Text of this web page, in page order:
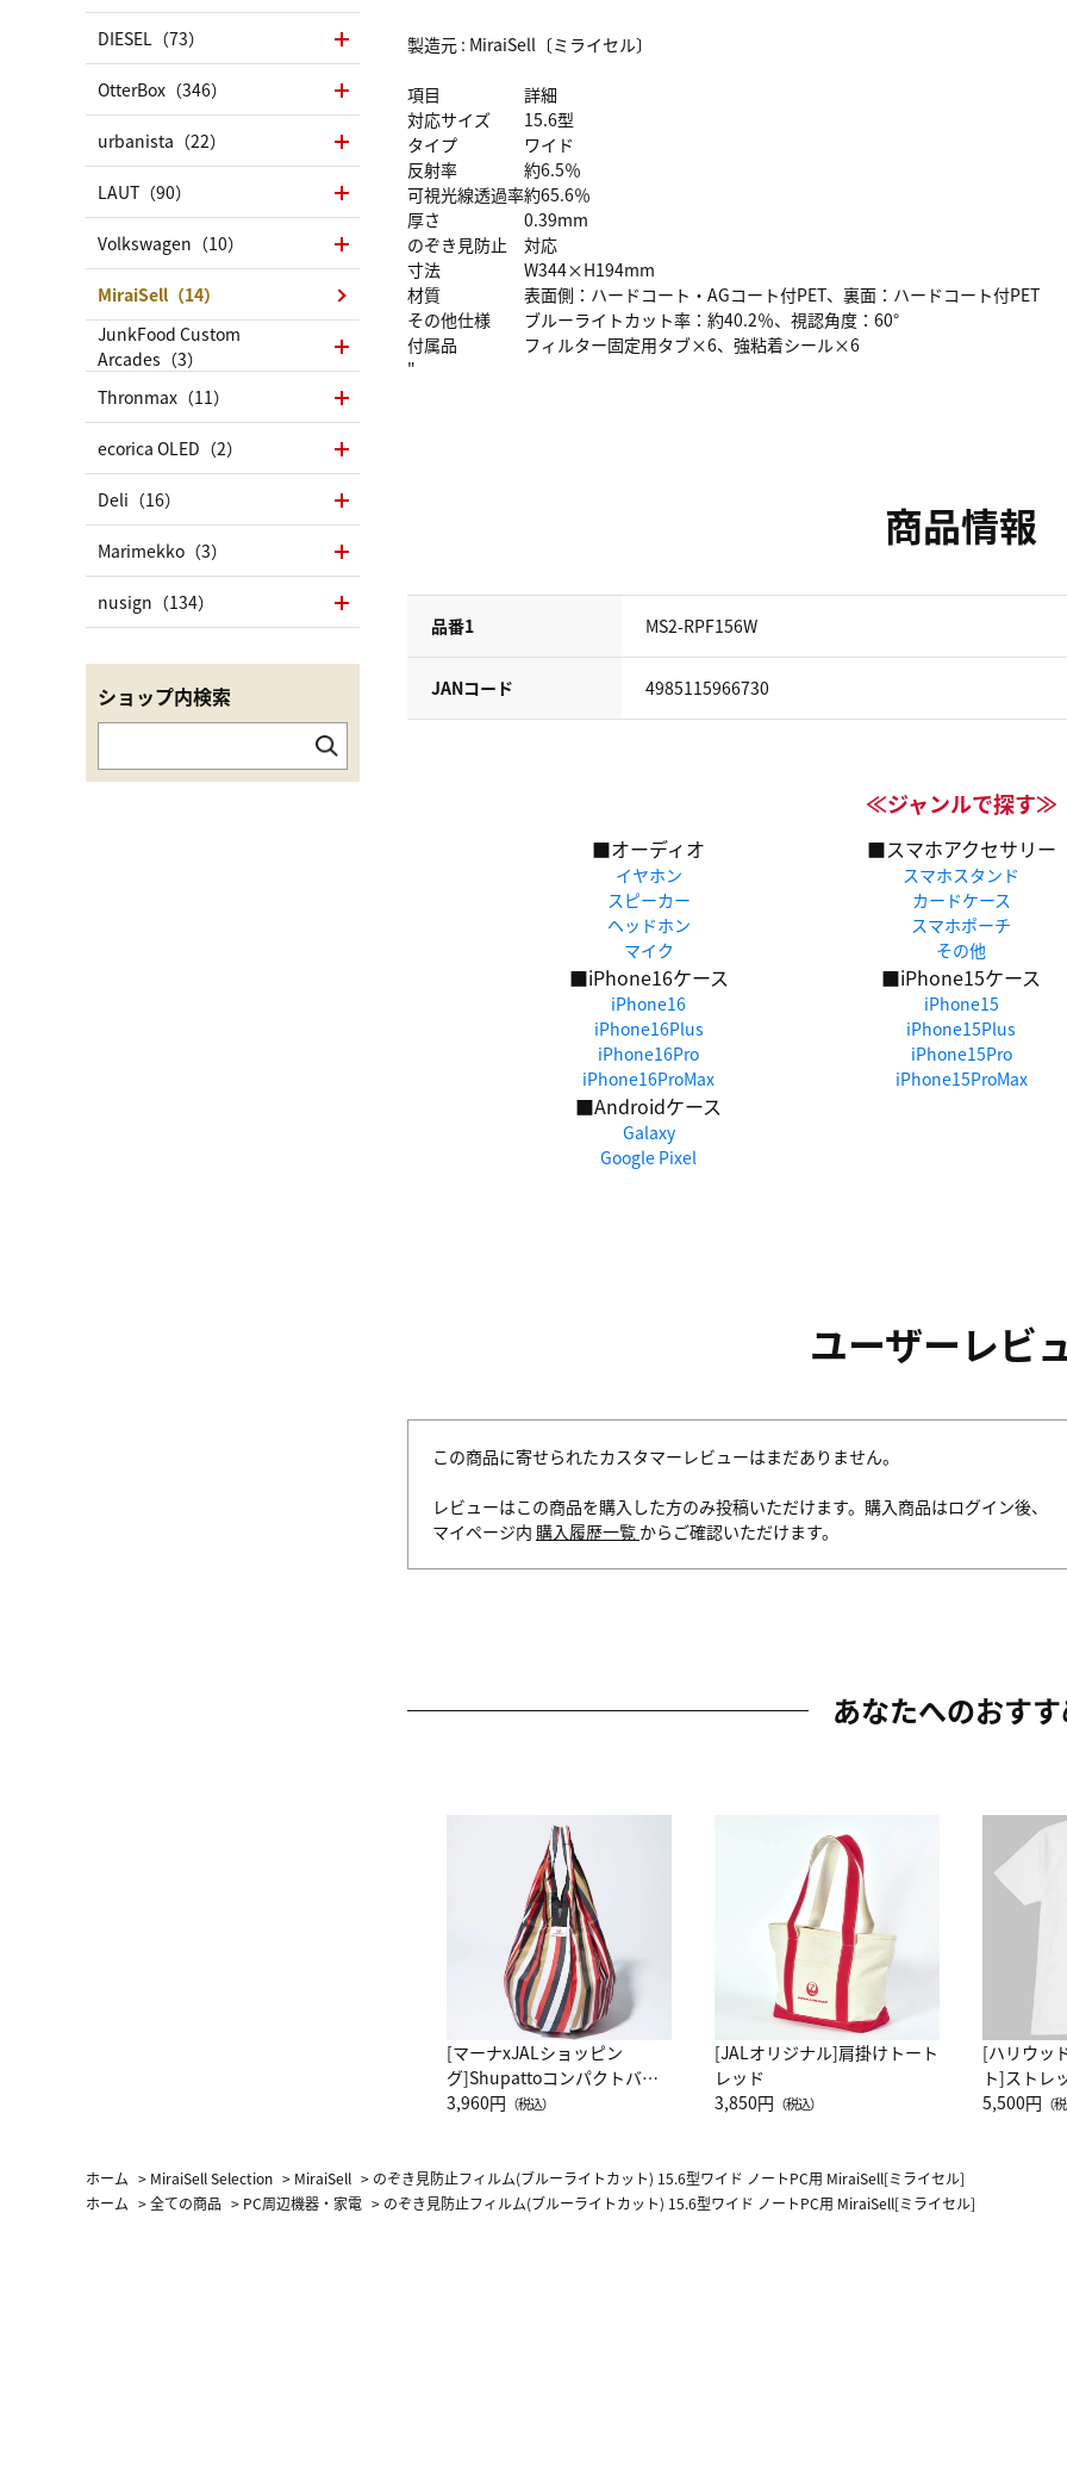
製造元 : MiraiSell〔ミライセル〕
項目
詳細
対応サイズ
15.6型
タイプ
ワイド
反射率
約6.5％
可視光線透過率約65.6％
厚さ
0.39mm
のぞき見防止
対応
寸法
W344×H194mm
材質
表面側：ハードコート・AGコート付PET、裏面：ハードコート付PET
その他仕様
ブルーライトカット率：約40.2％、視認角度：60°
付属品
フィルター固定用タブ×6、強粘着シール×6
"
商品情報
品番1 MS2-RPF156W
JANコード 4985115966730
≪ジャンルで探す≫
■オーディオ
イヤホン
スピーカー
ヘッドホン
マイク
■スマホアクセサリー
スマホスタンド
カードケース
スマホポーチ
その他
■iPhone16ケース
iPhone16
iPhone16Plus
iPhone16Pro
iPhone16ProMax
■iPhone15ケース
iPhone15
iPhone15Plus
iPhone15Pro
iPhone15ProMax
■Androidケース
Galaxy
Google Pixel
ユーザーレビ
この商品に寄せられたカスタマーレビューはまだありません。
レビューはこの商品を購入した方のみ投稿いただけます。購入商品はログイン後、
マイページ内 購入履歴一覧 からご確認いただけます。
あなたへのおす
[マーナxJALショッピン
グ]Shupattoコンパクトバッ
グ Drop JAL客室乗務員
3,960円 （税込）
[JALオリジナル]肩掛けトート
レッド
3,850円 （税込）
[ハリウッ
ト]ストレ
ーネック別
5,500円 （
DIESEL（73）
OtterBox（346）
urbanista（22）
LAUT（90）
Volkswagen（10）
MiraiSell（14）
JunkFood Custom
Arcades（3）
Thronmax（11）
ecorica OLED（2）
Deli（16）
Marimekko（3）
nusign（134）
ショップ内検索
ホーム > MiraiSell Selection > MiraiSell > のぞき見防止フィルム(ブルーライトカット) 15.6型ワイド ノートPC用 MiraiSell[ミライセル]
ホーム >全ての商品 > PC周辺機器・家電 > のぞき見防止フィルム(ブルーライトカット) 15.6型ワイド ノートPC用 MiraiSell[ミライセル]